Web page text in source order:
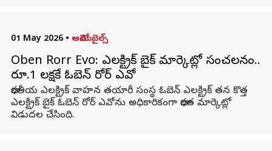
01 May 2026 • ఆటోమొబైల్స్
Oben Rorr Evo: ఎలక్ట్రిక్ బైక్ మార్కెట్లో సంచలనం..
రూ.1 లక్షకే ఓబెన్ రోర్ ఎవో
భారతీయ ఎలక్ట్రిక్ వాహన తయారీ సంస్థ ఓబెన్ ఎలక్ట్రిక్ తన కొత్త
ఎలక్ట్రిక్ బైక్ ఓబెన్ రోర్ ఎవోను అధికారికంగా భారత మార్కెట్లో
విడుదల చేసింది.